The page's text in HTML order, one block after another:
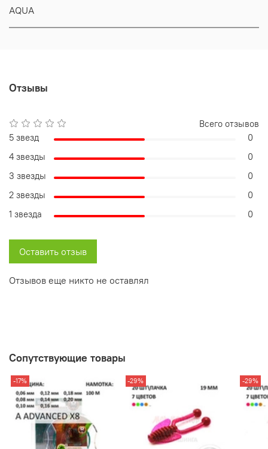
AQUA
Отзывы
Отзывов еще никто не оставлял
Всего отзывов
5 звезд
0
4 звезды
0
3 звезды
0
2 звезды
0
1 звезда
0
Оставить отзыв
Сопутствующие товары
-17% -29% -29%